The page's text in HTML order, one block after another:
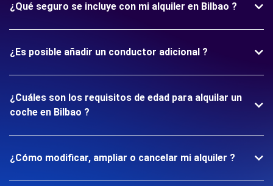
¿Qué seguro se incluye con mi alquiler en Bilbao ?
¿Es posible añadir un conductor adicional ?
¿Cuáles son los requisitos de edad para alquilar un
coche en Bilbao ?
¿Cómo modificar, ampliar o cancelar mi alquiler ?